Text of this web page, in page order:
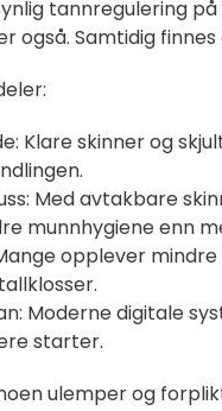
tannregulering
også. Samtidig
Klare skinner og
Med avtakbare
munnhygiene enn
opplever
Moderne digitale
starter.
ulemper og